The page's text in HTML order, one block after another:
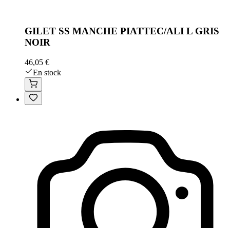
GILET SS MANCHE PIATTEC/ALI L GRIS
NOIR
46,05 €
En stock